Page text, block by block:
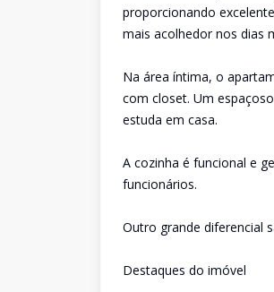
proporcionando
mais acolhedor nos dias
Na área íntima, o
com closet. Um
estuda em casa.
A cozinha é funcional e
funcionários.
Outro grande diferencial
Destaques do imóvel